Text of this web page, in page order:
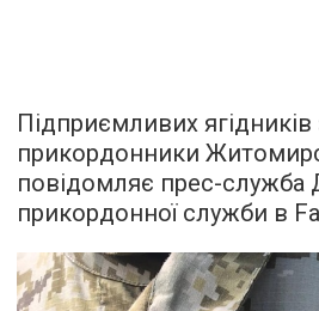
Підприємливих
прикордонники
повідомляє прес-служба
прикордонної служби в